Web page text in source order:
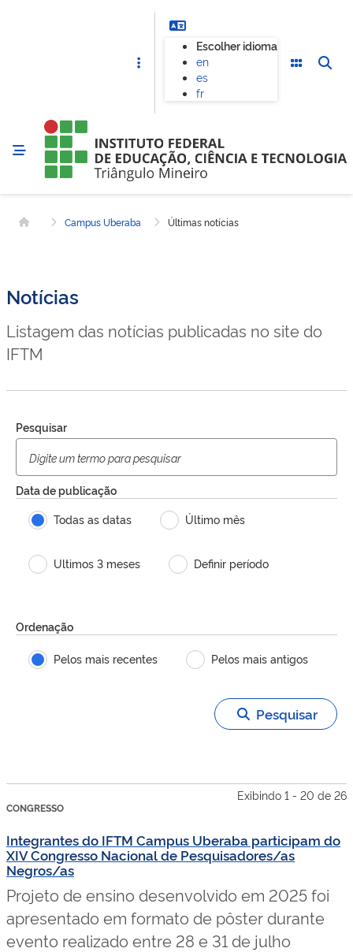
Escolher idioma
en
es
fr
Página inicial
Campus Uberaba Últimas notícias
Notícias
Listagem das notícias publicadas no site do
IFTM
Pesquisar
Data de publicação
Todas as datas
Último mês
Ultimos 3 meses Definir período
Ordenação
Pelos mais recentes Pelos mais antigos
Pesquisar
Exibindo 1 - 20 de 26
CONGRESSO
Integrantes do IFTM Campus Uberaba participam do
XIV Congresso Nacional de Pesquisadores/as
Negros/as
Projeto de ensino desenvolvido em 2025 foi
apresentado em formato de pôster durante
evento realizado entre 28 e 31 de julho